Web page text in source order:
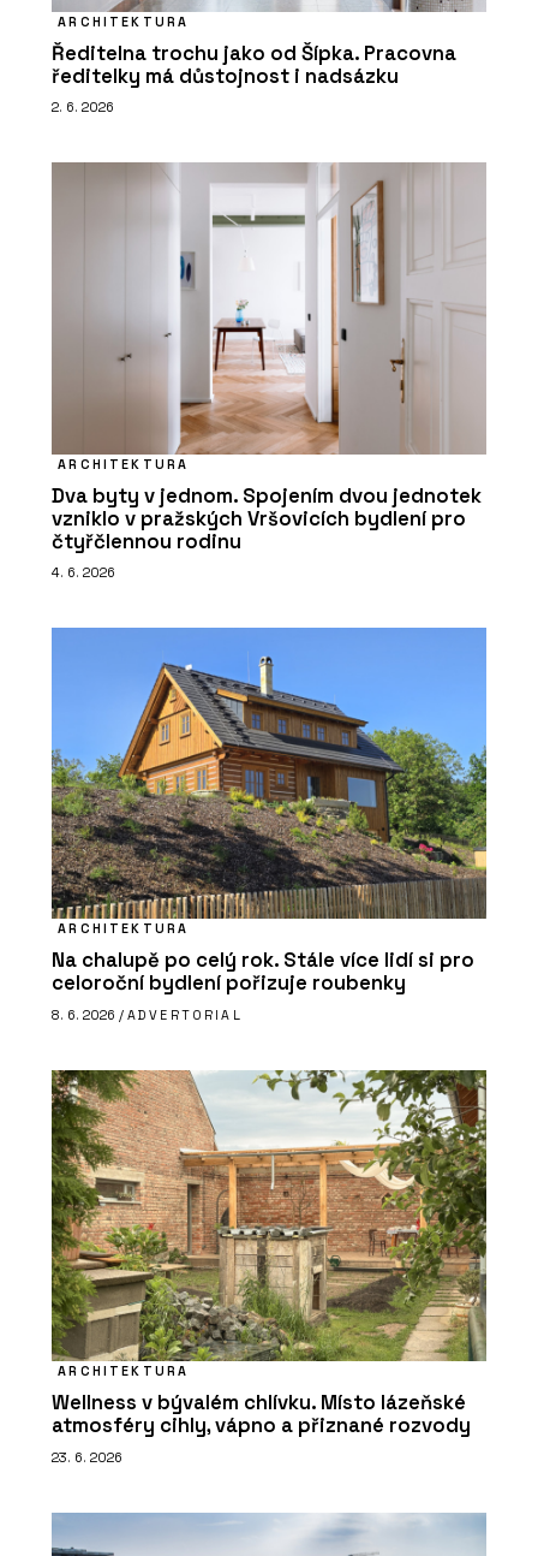
ARCHITEKTURA
Ředitelna trochu jako od Šípka. Pracovna
ředitelky má důstojnost i nadsázku
2. 6. 2026
ARCHITEKTURA
Dva byty v jednom. Spojením dvou jednotek
vzniklo v pražských Vršovicích bydlení pro
čtyřčlennou rodinu
4. 6. 2026
ARCHITEKTURA
Na chalupě po celý rok. Stále více lidí si pro
celoroční bydlení pořizuje roubenky
8. 6. 2026 / ADVERTORIAL
ARCHITEKTURA
Wellness v bývalém chlívku. Místo lázeňské
atmosféry cihly, vápno a přiznané rozvody
23. 6. 2026